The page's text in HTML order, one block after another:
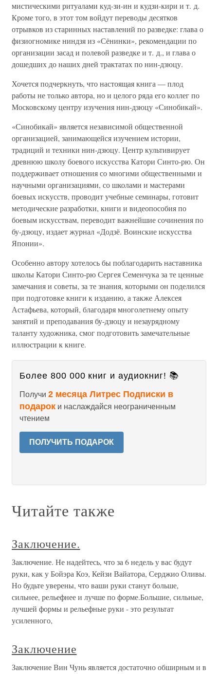
мистическими ритуалами куд-зи-ин и кудзи-кири и т. д.
Кроме того, в этот том войдут переводы десятков
отрывков из старинных наставлений по разведке: глава о
физиогномике ниндзя из «Сёнинки», рекомендации по
организации засад и полевой разведке и т. д., и глава о
дошедших до наших дней трактатах по нин-дзюцу.
Хочется подчеркнуть, что настоящая книга — плод
работы не только автора, но и целого ряда его коллег по
Московскому центру изучения нин-дзюцу «Синобикай».
«Синобикай» является независимой общественной
организацией, занимающейся изучением истории,
традиций и техники нин-дзюцу. Центр культивирует
древнюю школу боевого искусства Катори Синто-рю. Он
поддерживает отношения со многими общественными и
научными организациями, со школами и мастерами
боевых искусств, проводит учебные семинары, готовит
методические разработки, книги и видеопособия по
боевым искусствам, переводит важнейшие сочинения по
бу-дзюцу, издает журнал «Додзё. Воинские искусства
Японии».
Особенно автору хотелось бы поблагодарить наставника
школы Катори Синто-рю Сергея Семенчука за те ценные
замечания и советы, за те знания, которыми он поделился
при подготовке книги к изданию, а также Алексея
Астафьева, который, благодаря многолетнему опыту
занятий и преподавания бу-дзюцу и незаурядному
таланту художника, смог подготовить замечательные
иллюстрации к книге.
Более 800 000 книг и аудиокниг! 📚
Получи 2 месяца Литрес Подписки в
подарок и наслаждайся неограниченным
чтением
ПОЛУЧИТЬ ПОДАРОК
Читайте также
Заключение.
Заключение. Не надейтесь, что за 6 недель у вас будут
руки, как у Бойэра Коэ, Кейзи Вайатора, Серджио Оливы.
Но будьте уверены, что ваши руки станут больше,
сильнее, рельефнее и лучше по форме.Большие, сильные,
лучшей формы и рельефные руки - это результат
усиленного,
Заключение
Заключение Вин Чунь является достаточно обширным и в